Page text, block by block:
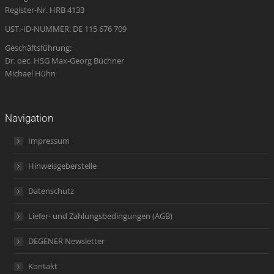
Register-Nr. HRB 4133
UST.-ID-NUMMER: DE 115 676 709
Geschäftsführung:
Dr. oec. HSG Max-Georg Büchner
Michael Hühn
Navigation
Impressum
Hinweisgeberstelle
Datenschutz
Liefer- und Zahlungsbedingungen (AGB)
DEGENER Newsletter
Kontakt